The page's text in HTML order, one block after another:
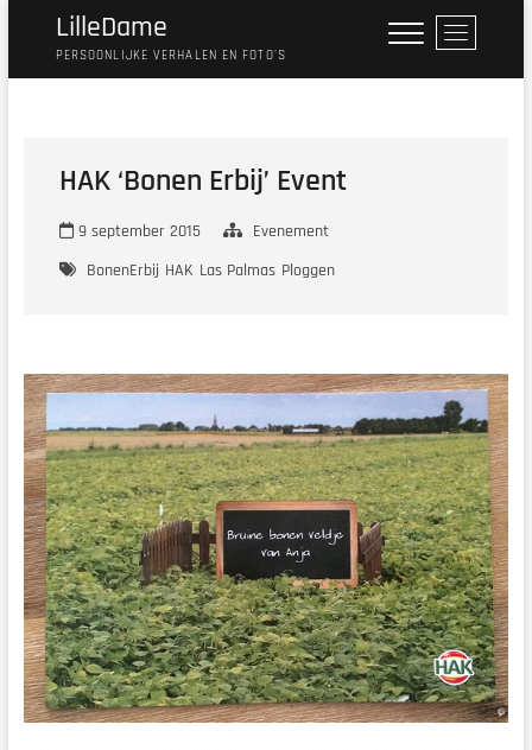
LilleDame
PERSOONLIJKE VERHALEN EN FOTO'S
M
e
n
HAK ‘Bonen Erbij’ Event
9 september 2015
Evenement
BonenErbij HAK Las Palmas Ploggen